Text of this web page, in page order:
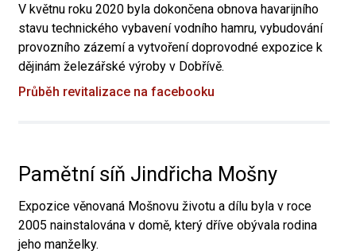
V květnu roku 2020 byla dokončena obnova havarijního
stavu technického vybavení vodního hamru, vybudování
provozního zázemí a vytvoření doprovodné expozice k
dějinám železářské výroby v Dobřívě.
Průběh revitalizace na facebooku
Pamětní síň Jindřicha Mošny
Expozice věnovaná Mošnovu životu a dílu byla v roce
2005 nainstalována v domě, který dříve obývala rodina
jeho manželky.